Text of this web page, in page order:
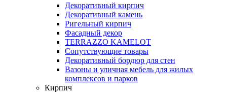
Декоративный кирпич
Декоративный камень
Ригельный кирпич
Фасадный декор
TERRAZZO KAMELOT
Сопутствующие товары
Декоративный бордюр для стен
Вазоны и уличная мебель для жилых
комплексов и парков
Кирпич